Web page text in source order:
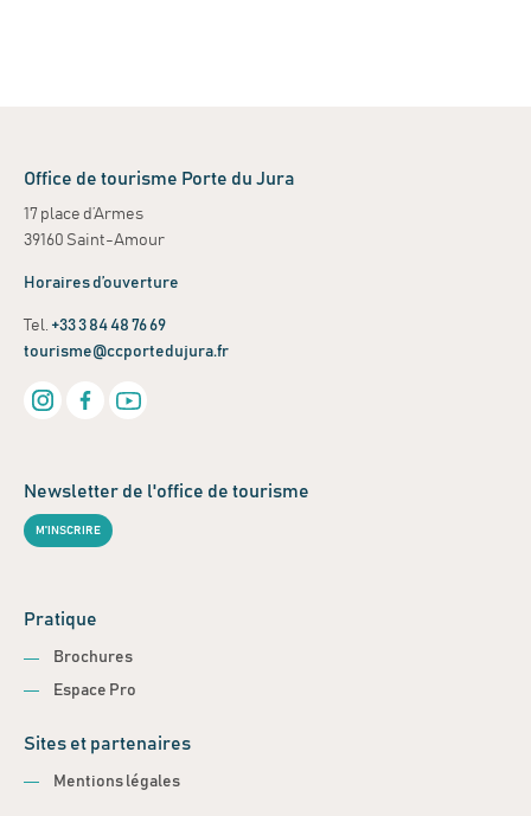
Office de tourisme Porte du Jura
17 place d’Armes
39160 Saint-Amour
Horaires d’ouverture
Tel. +33 3 84 48 76 69
tourisme@ccportedujura.fr
Newsletter de l'office de tourisme
M'INSCRIRE
Pratique
Brochures
Espace Pro
Sites et partenaires
Mentions légales